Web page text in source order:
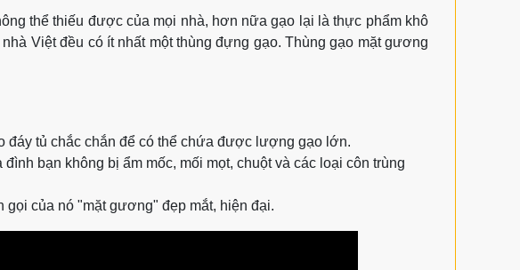
thể thiếu được của mọi nhà, hơn nữa gạo lại là thực phẩm khô
Việt đều có ít nhất một thùng đựng gạo. Thùng gạo mặt gương
đáy tủ chắc chắn để có thể chứa được lượng gạo lớn.
bạn không bị ẩm mốc, mối mọt, chuột và các loại côn trùng
gọi của nó "mặt gương" đẹp mắt, hiện đại.